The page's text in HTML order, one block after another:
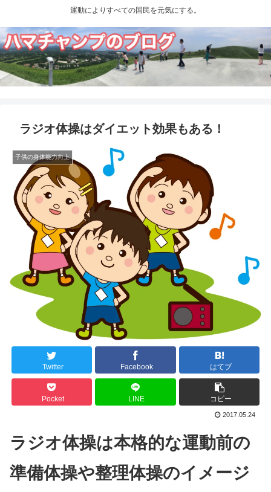
運動によりすべての国民を元気にする。
ラジオ体操はダイエット効果もある！
子供の身体能力向上
Twitter Facebook はてブ
Pocket LINE コピー
2017.05.24
ラジオ体操は本格的な運動前の
準備体操や整理体操のイメージ